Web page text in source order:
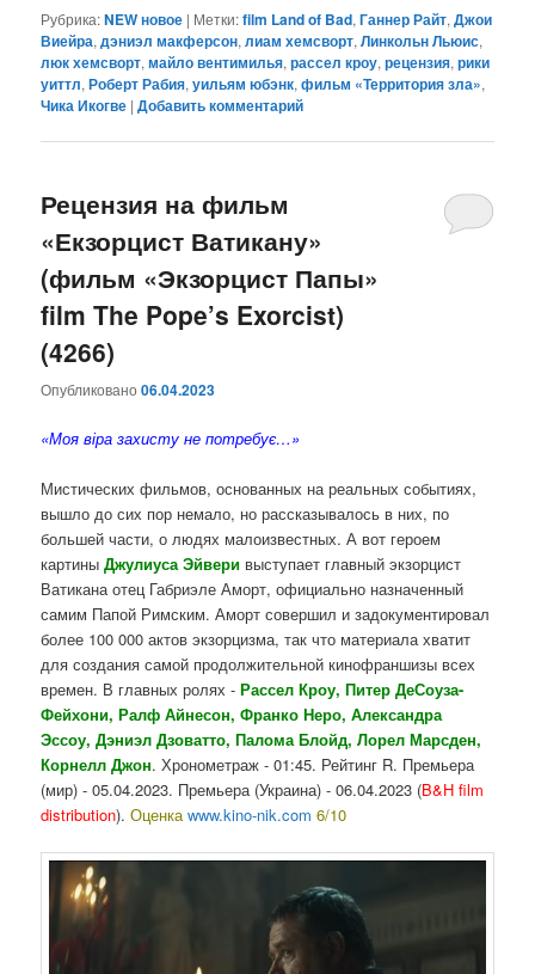
Рубрика:NEW новое | Метки:film Land of Bad,Ганнер Райт,Джои
Виейра,дэниэл макферсон,лиам хемсворт,Линкольн Льюис,
люк хемсворт,майло вентимилья,рассел кроу,рецензия,рики
уиттл,Роберт Рабия,уильям юбэнк,фильм «Территория зла»,
Чика Икогве |Добавить комментарий
Рецензия на фильм
«Екзорцист Ватикану»
(фильм «Экзорцист Папы»
film The Pope’s Exorcist)
(4266)
Опубликовано06.04.2023
«Моя віра захисту не потребує…»
Мистических фильмов, основанных на реальных событиях,
вышло до сих пор немало, но рассказывалось в них, по
большей части, о людях малоизвестных. А вот героем
картиныДжулиуса Эйвери выступает главный экзорцист
Ватикана отец Габриэле Аморт, официально назначенный
самим Папой Римским. Аморт совершил и задокументировал
более 100 000 актов экзорцизма, так что материала хватит
для создания самой продолжительной кинофраншизы всех
времен. В главных ролях -Рассел Кроу, Питер ДеСоуза-
Фейхони, Ралф Айнесон, Франко Неро, Александра
Эссоу, Дэниэл Дзоватто, Палома Блойд, Лорел Марсден,
Корнелл Джон. Хронометраж - 01:45. Рейтинг R. Премьера
(мир) - 05.04.2023. Премьера (Украина) - 06.04.2023 (B&H film
distribution).Оценкаwww.kino-nik.com 6/10